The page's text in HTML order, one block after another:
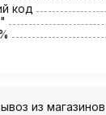
код
из магазинов